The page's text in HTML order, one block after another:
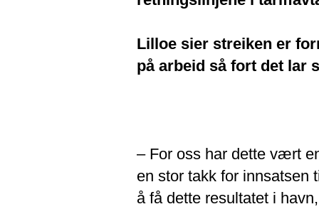
Lilloe sier streiken er
på arbeid så fort det lar
– For oss har dette vært
en stor takk for innsatsen
å få dette resultatet i